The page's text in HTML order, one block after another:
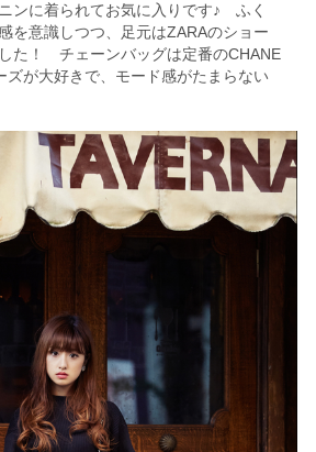
ンに着られてお気に入りです♪ ふく
を意識しつつ、足元はZARAのショー
た！ チェーンバッグは定番のCHANE
ズが大好きで、モード感がたまらない